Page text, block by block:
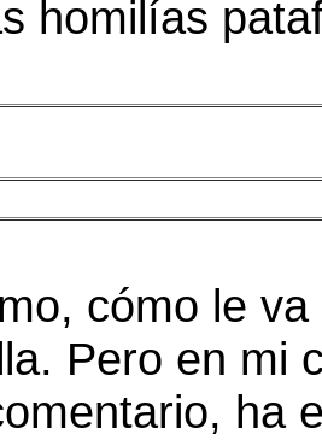
homilías
cómo le
Pero en mi
ha